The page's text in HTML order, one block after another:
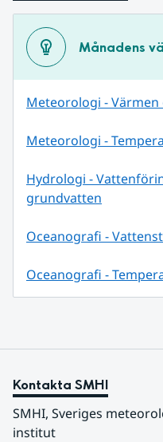
Månadens
Meteorologi -
Meteorologi -
Hydrologi -
grundvatten
Oceanografi -
Oceanografi -
Kontakta SMHI
SMHI, Sveriges
institut